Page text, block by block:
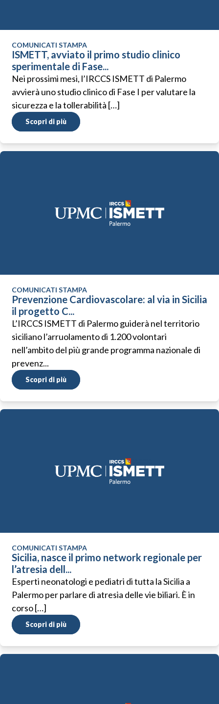
COMUNICATI STAMPA
ISMETT, avviato il primo studio clinico
sperimentale di Fase...
Nei prossimi mesi, l’IRCCS ISMETT di Palermo
avvierà uno studio clinico di Fase I per valutare la
sicurezza e la tollerabilità […]
Scopri di più
COMUNICATI STAMPA
Prevenzione Cardiovascolare: al via in Sicilia
il progetto C...
L’IRCCS ISMETT di Palermo guiderà nel territorio
siciliano l’arruolamento di 1.200 volontari
nell’ambito del più grande programma nazionale di
prevenz...
Scopri di più
COMUNICATI STAMPA
Sicilia, nasce il primo network regionale per
l’atresia dell...
Esperti neonatologi e pediatri di tutta la Sicilia a
Palermo per parlare di atresia delle vie biliari. È in
corso […]
Scopri di più